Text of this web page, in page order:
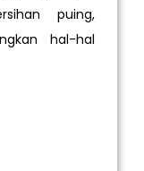
puing,
hal-hal